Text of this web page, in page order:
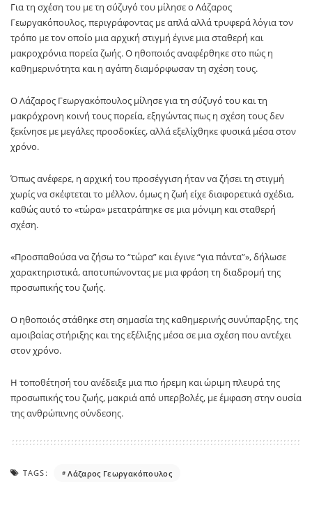
Για τη σχέση του με τη σύζυγό του μίλησε ο Λάζαρος
Γεωργακόπουλος, περιγράφοντας με απλά αλλά τρυφερά λόγια τον
τρόπο με τον οποίο μια αρχική στιγμή έγινε μια σταθερή και
μακροχρόνια πορεία ζωής. Ο ηθοποιός αναφέρθηκε στο πώς η
καθημερινότητα και η αγάπη διαμόρφωσαν τη σχέση τους.
Ο Λάζαρος Γεωργακόπουλος μίλησε για τη σύζυγό του και τη
μακρόχρονη κοινή τους πορεία, εξηγώντας πως η σχέση τους δεν
ξεκίνησε με μεγάλες προσδοκίες, αλλά εξελίχθηκε φυσικά μέσα στον
χρόνο.
Όπως ανέφερε, η αρχική του προσέγγιση ήταν να ζήσει τη στιγμή
χωρίς να σκέφτεται το μέλλον, όμως η ζωή είχε διαφορετικά σχέδια,
καθώς αυτό το «τώρα» μετατράπηκε σε μια μόνιμη και σταθερή
σχέση.
«Προσπαθούσα να ζήσω το “τώρα” και έγινε “για πάντα”», δήλωσε
χαρακτηριστικά, αποτυπώνοντας με μια φράση τη διαδρομή της
προσωπικής του ζωής.
Ο ηθοποιός στάθηκε στη σημασία της καθημερινής συνύπαρξης, της
αμοιβαίας στήριξης και της εξέλιξης μέσα σε μια σχέση που αντέχει
στον χρόνο.
Η τοποθέτησή του ανέδειξε μια πιο ήρεμη και ώριμη πλευρά της
προσωπικής του ζωής, μακριά από υπερβολές, με έμφαση στην ουσία
της ανθρώπινης σύνδεσης.
TAGS: Λάζαρος Γεωργακόπουλος